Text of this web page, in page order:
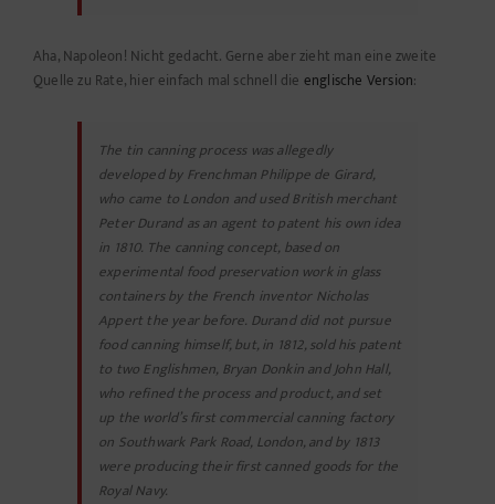
Aha, Napoleon! Nicht gedacht. Gerne aber zieht man eine zweite
Quelle zu Rate, hier einfach mal schnell die englische Version:
The tin canning process was allegedly
developed by Frenchman Philippe de Girard,
who came to London and used British merchant
Peter Durand as an agent to patent his own idea
in 1810. The canning concept, based on
experimental food preservation work in glass
containers by the French inventor Nicholas
Appert the year before. Durand did not pursue
food canning himself, but, in 1812, sold his patent
to two Englishmen, Bryan Donkin and John Hall,
who refined the process and product, and set
up the world’s first commercial canning factory
on Southwark Park Road, London, and by 1813
were producing their first canned goods for the
Royal Navy.